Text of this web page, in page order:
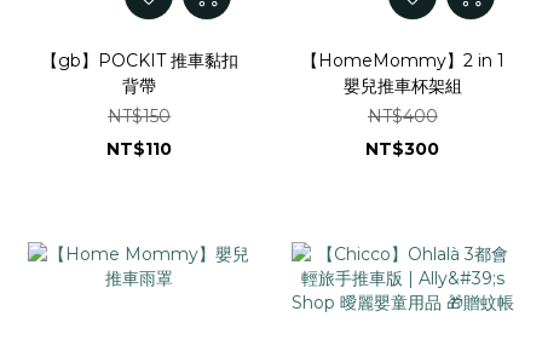
【gb】POCKIT 推車黏扣
背帶
NT$150
NT$110
【HomeMommy】2 in 1
嬰兒推車杯架組
NT$400
NT$300